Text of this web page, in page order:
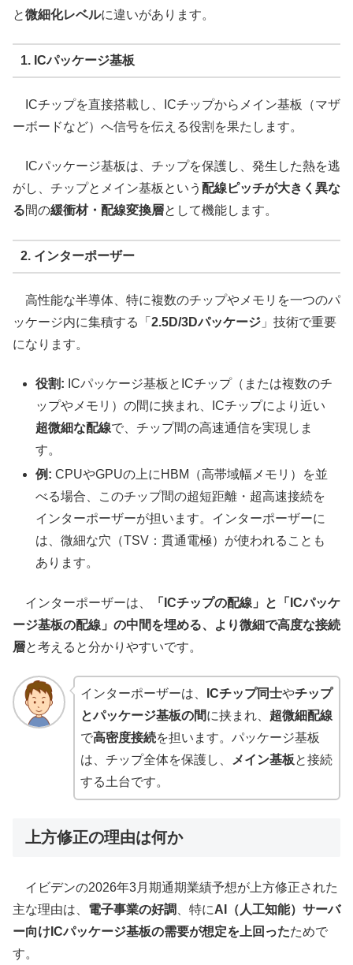
と微細化レベルに違いがあります。
1. ICパッケージ基板
ICチップを直接搭載し、ICチップからメイン基板（マザ
ーボードなど）へ信号を伝える役割を果たします。
ICパッケージ基板は、チップを保護し、発生した熱を逃
がし、チップとメイン基板という 配線ピッチが大きく異な
る間の緩衝材・配線変換層として機能します。
2. インターポーザー
高性能な半導体、特に複数のチップやメモリを一つのパ
ッケージ内に集積する「 2.5D/3Dパッケージ 」技術で重要
になります。
役割: ICパッケージ基板とICチップ（または複数のチ
ップやメモリ）の間に挟まれ、ICチップにより近い
超微細な配線で、チップ間の高速通信を実現しま
す。
例: CPUやGPUの上にHBM（高帯域幅メモリ）を並
べる場合、このチップ間の超短距離・超高速接続を
インターポーザーが担います。インターポーザーに
は、微細な穴（TSV：貫通電極）が使われることも
あります。
インターポーザーは、
「ICチップの配線」と「ICパッケ
ージ基板の配線」の中間を埋める、より微細で高度な接続
層と考えると分かりやすいです。
インターポーザーは、 ICチップ同士やチップ
とパッケージ基板の間に挟まれ、 超微細配線
で高密度接続を担います。パッケージ基板
は、チップ全体を保護し、
メイン基板と接続
する土台です。
上方修正の理由は何か
イビデンの2026年3月期通期業績予想が上方修正された
主な理由は、 電子事業の好調 、特にAI（人工知能）サーバ
ー向けICパッケージ基板の需要が想定を上回ったためで
す。